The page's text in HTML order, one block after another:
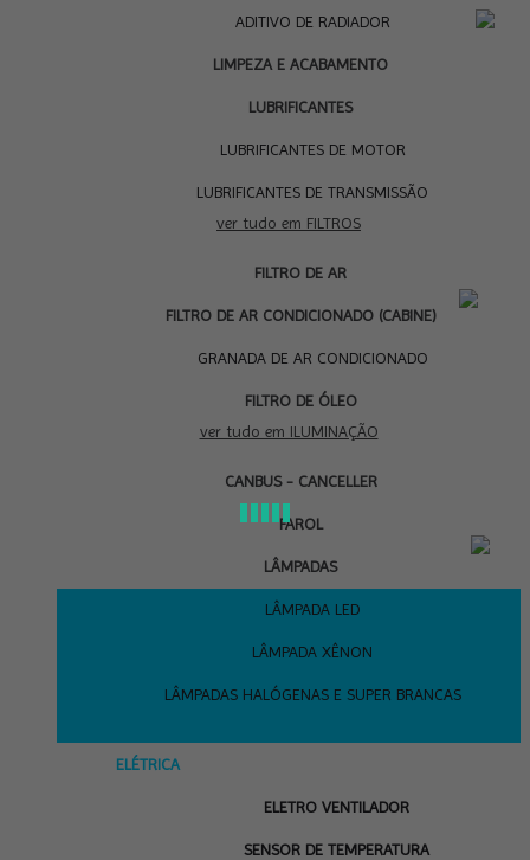
ADITIVO DE RADIADOR
LIMPEZA E ACABAMENTO
LUBRIFICANTES
LUBRIFICANTES DE MOTOR
LUBRIFICANTES DE TRANSMISSÃO
ver tudo em FILTROS
FILTRO DE AR
FILTRO DE AR CONDICIONADO (CABINE)
GRANADA DE AR CONDICIONADO
FILTRO DE ÓLEO
ver tudo em ILUMINAÇÃO
CANBUS - CANCELLER
FAROL
LÂMPADAS
LÂMPADA LED
LÂMPADA XÊNON
LÂMPADAS HALÓGENAS E SUPER BRANCAS
ELÉTRICA
ELETRO VENTILADOR
SENSOR DE TEMPERATURA